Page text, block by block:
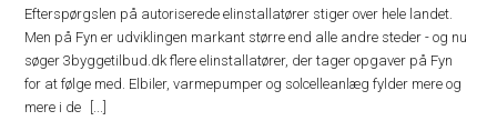
Efterspørgslen på autoriserede elinstallatører stiger over hele landet.
Men på Fyn er udviklingen markant større end alle andre steder - og nu
søger 3byggetilbud.dk flere elinstallatører, der tager opgaver på Fyn
for at følge med. Elbiler, varmepumper og solcelleanlæg fylder mere og
mere i de